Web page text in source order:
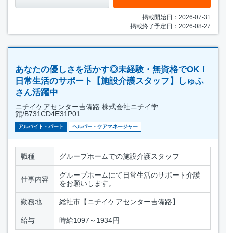
掲載開始日：2026-07-31
掲載終了予定日：2026-08-27
あなたの優しさを活かす◎未経験・無資格でOK！
日常生活のサポート【施設介護スタッフ】しゅふ
さん活躍中
ニチイケアセンター吉備路 株式会社ニチイ学
館/B731CD4E31P01
アルバイト・パート ヘルパー・ケアマネージャー
職種 グループホームでの施設介護スタッフ
仕事内容
グループホームにて日常生活のサポート介護
をお願いします。
勤務地 総社市【ニチイケアセンター吉備路】
給与 時給1097～1934円